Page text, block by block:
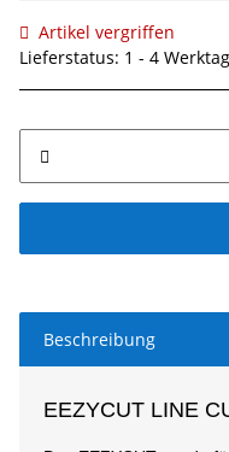
Artikel vergriffen
Lieferstatus: 1 - 4
Beschreibung
EEZYCUT LINE